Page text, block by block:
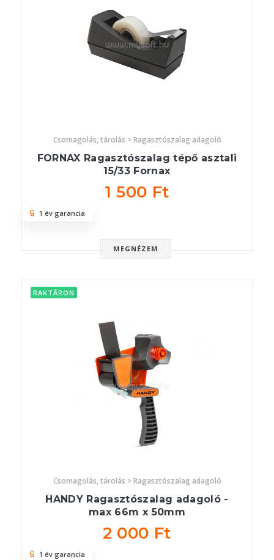
Csomagolás, tárolás > Ragasztószalag adagoló
FORNAX Ragasztószalag tépő asztali
15/33 Fornax
1 500 Ft
MEGNÉZEM
1 év garancia
RAKTÁRON
Csomagolás, tárolás > Ragasztószalag adagoló
HANDY Ragasztószalag adagoló -
max 66m x 50mm
2 000 Ft
1 év garancia